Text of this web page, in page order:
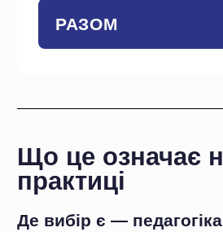
Видавнича група «Наукові
перспективи»
Мабуть, найбільш показовий кейс
виходила з 100–200 і більше статей
кожному випуску. Для порівняння:
якісних міжнародних журналах
випуск містить 10–25 статей. Така
рецензування — це був конвеєр, а